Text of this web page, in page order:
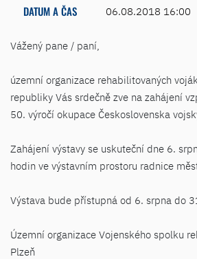
DATUM A ČAS 06.08.2018 16:00
Vážený pane / paní,
územní organizace rehabilitovaných
republiky Vás srdečně zve na zahájení
50. výročí okupace Československa
Zahájení výstavy se uskuteční dne 6.
hodin ve výstavním prostoru radnice
Výstava bude přístupná od 6. srpna do
Územní organizace Vojenského spolku
Plzeň